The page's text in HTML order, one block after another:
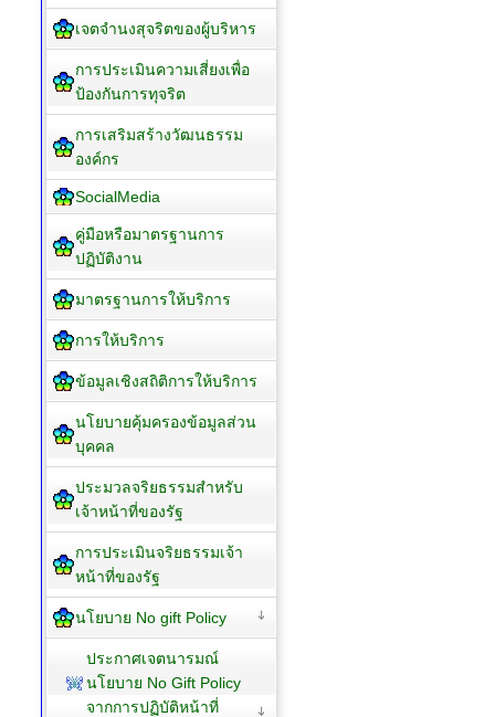
เจตจำนงสุจริตของผู้บริหาร
การประเมินความเสี่ยงเพื่อ
ป้องกันการทุจริต
การเสริมสร้างวัฒนธรรม
องค์กร
SocialMedia
คู่มือหรือมาตรฐานการ
ปฏิบัติงาน
มาตรฐานการให้บริการ
การให้บริการ
ข้อมูลเชิงสถิติการให้บริการ
นโยบายคุ้มครองข้อมูลส่วน
บุคคล
ประมวลจริยธรรมสำหรับ
เจ้าหน้าที่ของรัฐ
การประเมินจริยธรรมเจ้า
หน้าที่ของรัฐ
นโยบาย No gift Policy
ประกาศเจตนารมณ์
นโยบาย No Gift Policy
จากการปฏิบัติหน้าที่